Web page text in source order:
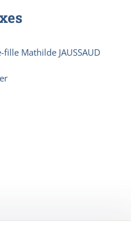
Mathilde JAUSSAUD